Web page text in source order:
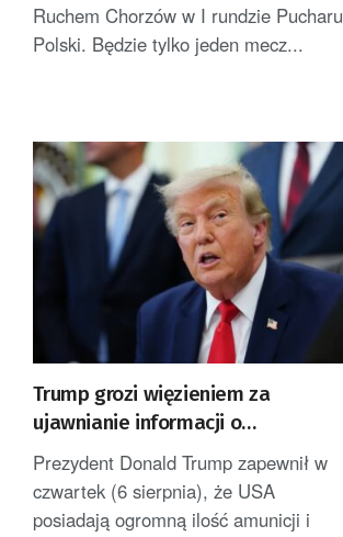
Ruchem Chorzów w I rundzie Pucharu
Polski. Będzie tylko jeden mecz...
Trump grozi więzieniem za
ujawnianie informacji o
uszczuplonych zapasach amunicji
Prezydent Donald Trump zapewnił w
czwartek (6 sierpnia), że USA
posiadają ogromną ilość amunicji i